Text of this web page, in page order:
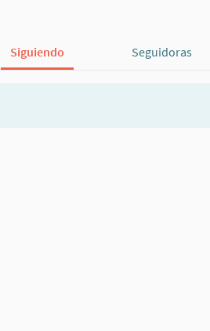
Siguiendo Seguidoras